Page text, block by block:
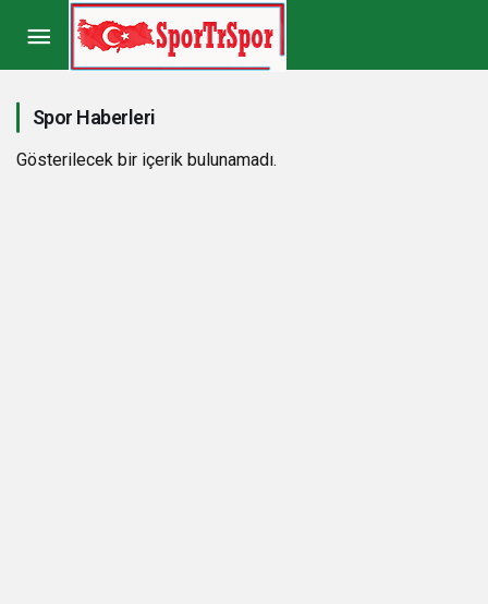
Spor Haberleri
Gösterilecek bir içerik bulunamadı.